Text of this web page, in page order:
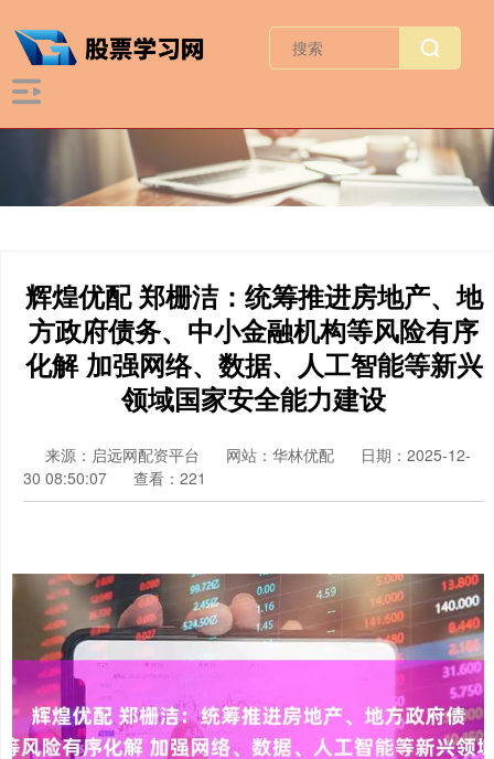
辉煌优配 郑栅洁：统筹推进房地产、地
方政府债务、中小金融机构等风险有序
化解 加强网络、数据、人工智能等新兴
领域国家安全能力建设
来源：启远网配资平台 网站：华林优配
日期：2025-12-
30 08:50:07
查看：221